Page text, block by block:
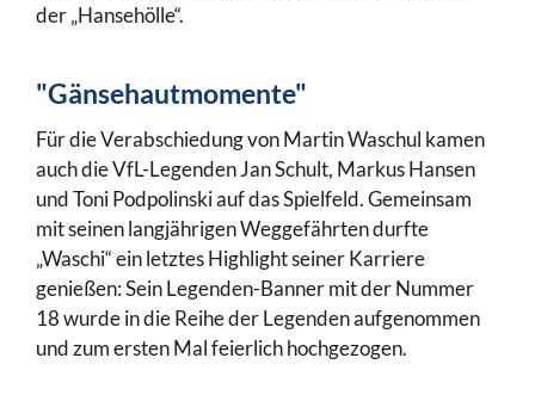
der „Hansehölle“.
"Gänsehautmomente"
Für die Verabschiedung von Martin Waschul kamen
auch die VfL-Legenden Jan Schult, Markus Hansen
und Toni Podpolinski auf das Spielfeld. Gemeinsam
mit seinen langjährigen Weggefährten durfte
„Waschi“ ein letztes Highlight seiner Karriere
genießen: Sein Legenden-Banner mit der Nummer
18 wurde in die Reihe der Legenden aufgenommen
und zum ersten Mal feierlich hochgezogen.